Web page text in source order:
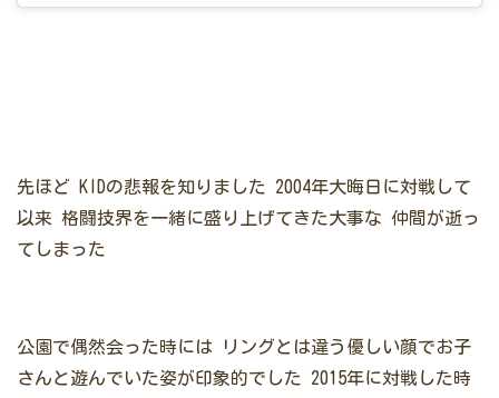
先ほど KIDの悲報を知りました
2004年大晦日に対戦して
以来 格闘技界を一緒に盛り上げてきた大事な 仲間が逝っ
てしまった
公園で偶然会った時には リングとは違う優しい顔でお子
さんと遊んでいた姿が印象的でした
2015年に対戦した時